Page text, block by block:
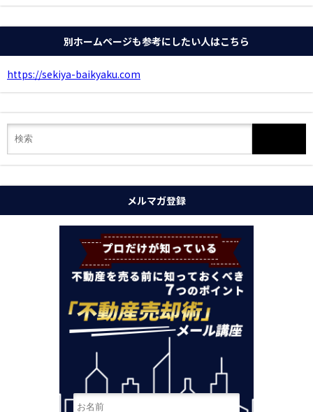
別ホームページも参考にしたい人はこちら
https://sekiya-baikyaku.com
メルマガ登録